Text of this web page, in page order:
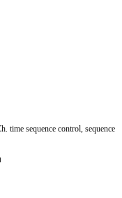
sequence control, sequence